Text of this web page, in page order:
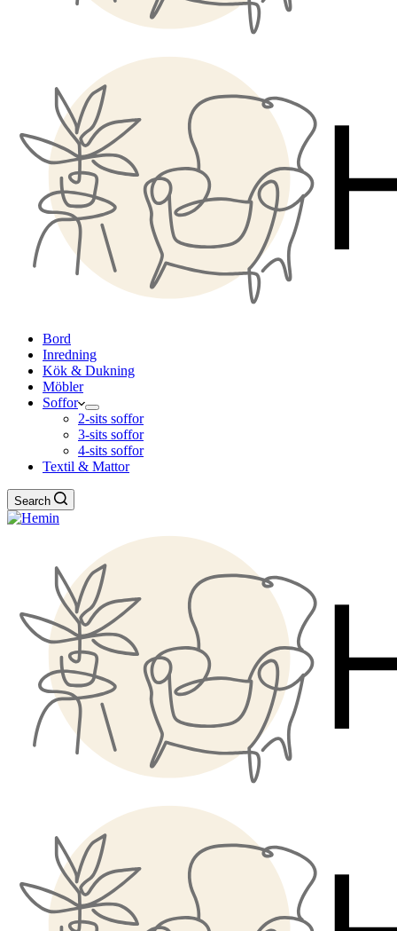
Bord
Inredning
Kök & Dukning
Möbler
Soffor
2-sits soffor
3-sits soffor
4-sits soffor
Textil & Mattor
Search